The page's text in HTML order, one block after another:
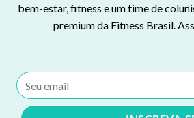
bem-estar, fitness e um time de
premium da Fitness Brasil.